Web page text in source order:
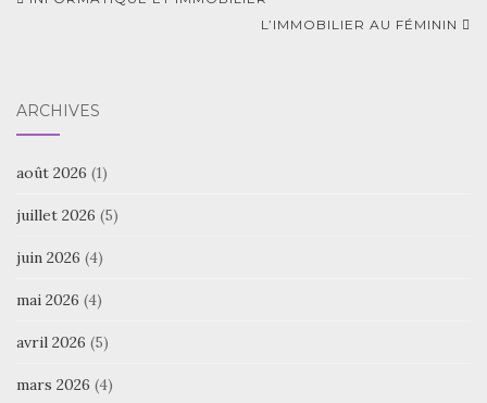
L’IMMOBILIER AU FÉMININ
ARCHIVES
août 2026 (1)
juillet 2026 (5)
juin 2026 (4)
mai 2026 (4)
avril 2026 (5)
mars 2026 (4)